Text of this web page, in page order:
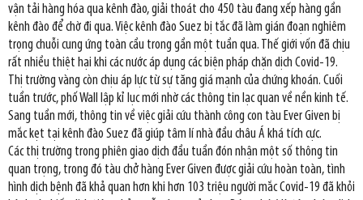
vận tải hàng hóa qua kênh đào, giải thoát cho 450 tàu đang xếp hàng gần
kênh đào để chờ đi qua. Việc kênh đào Suez bị tắc đã làm gián đoạn nghiêm
trọng chuỗi cung ứng toàn cầu trong gần một tuần qua. Thế giới vốn đã chịu
rất nhiều thiệt hại khi các nước áp dụng các biện pháp chặn dịch Covid-19.
Thị trường vàng còn chịu áp lực từ sự tăng giá mạnh của chứng khoán. Cuối
tuần trước, phố Wall lập kỉ lục mới nhờ các thông tin lạc quan về nền kinh tế.
Sang tuần mới, thông tin về việc giải cứu thành công con tàu Ever Given bị
mắc kẹt tại kênh đào Suez đã giúp tâm lí nhà đầu châu Á khá tích cực.
Các thị trường trong phiên giao dịch đầu tuần đón nhận một số thông tin
quan trọng, trong đó tàu chở hàng Ever Given được giải cứu hoàn toàn, tình
hình dịch bệnh đã khả quan hơn khi hơn 103 triệu người mắc Covid-19 đã khỏi